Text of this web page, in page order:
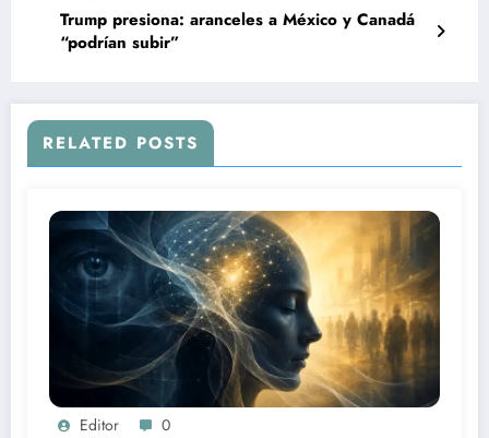
Trump presiona: aranceles a México y Canadá
“podrían subir”
RELATED POSTS
Editor 0